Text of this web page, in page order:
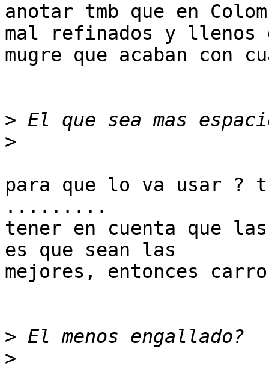
anotar tmb que en
mal refinados y llenos
mugre que acaban con
>
>
para que lo va usar ?
.........
tener en cuenta que
es que sean las
mejores, entonces
>
>